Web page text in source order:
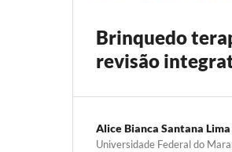
Brinquedo
revisão
Alice Bianca Santana Lima
Universidade Federal do